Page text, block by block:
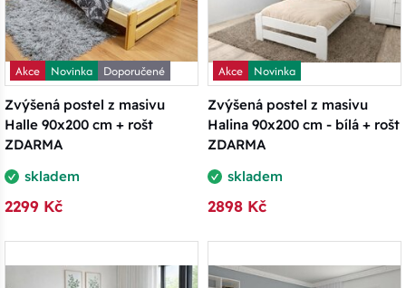
Akce Novinka
Doporučené
Zvýšená postel z masivu
Halle 90x200 cm + rošt
ZDARMA
skladem
2299 Kč
Akce
Novinka
Zvýšená postel z masivu
Halina 90x200 cm - bílá + rošt
ZDARMA
skladem
2898 Kč